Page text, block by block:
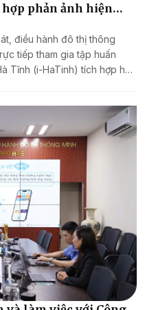
phản ảnh hiện
điều hành đô thị thông
tiếp tham gia tập huấn
Tĩnh (i-HaTinh) tích hợp hệ